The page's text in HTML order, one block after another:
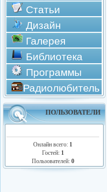
Статьи
Дизайн
Галерея
Библиотека
Программы
Радиолюбитель
ПОЛЬЗОВАТЕЛИ
Онлайн всего: 1
Гостей: 1
Пользователей: 0